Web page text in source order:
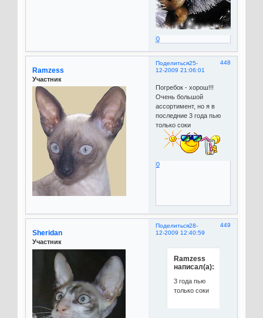
0
Поделиться 448
25-
12-2009 21:06:01
Ramzess
Участник
Погребок - хорош!!!
Очень большой
ассортимент, но я в
последние 3 года пью
только соки
0
Поделиться 449
28-
12-2009 12:40:59
Sheridan
Участник
Ramzess
написал(а):
3 года пью
только соки